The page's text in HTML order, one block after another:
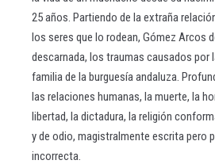
25 años. Partiendo de la extraña
los seres que lo rodean, Gómez Arcos
descarnada, los traumas causados por
familia de la burguesía andaluza.
las relaciones humanas, la muerte, la
libertad, la dictadura, la religión
y de odio, magistralmente escrita pero
incorrecta.